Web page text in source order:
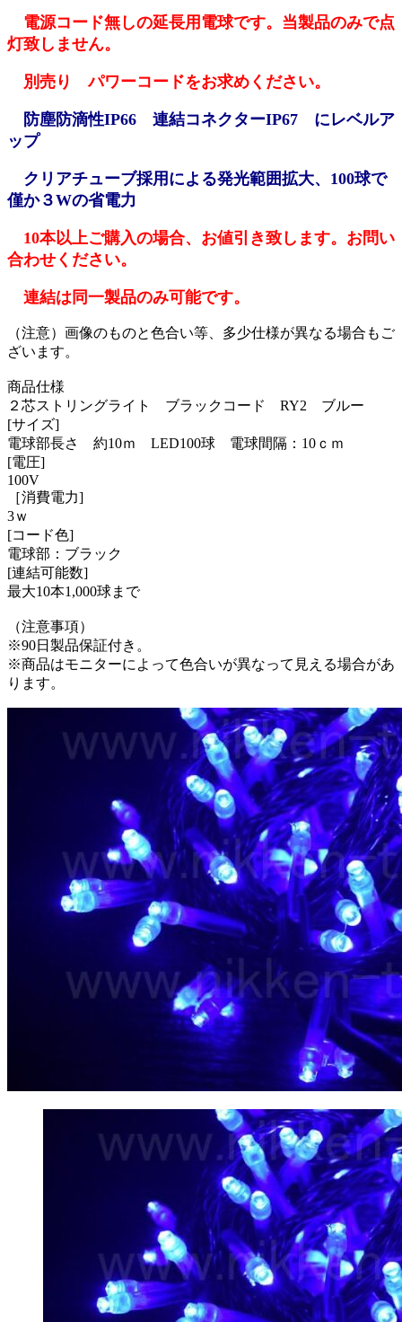
電源コード無しの延長用電球です。当製品のみで点
灯致しません。
別売り パワーコードをお求めください。
防塵防滴性IP66 連結コネクターIP67 にレベルア
ップ
クリアチューブ採用による発光範囲拡大、100球で
僅か３Wの省電力
10本以上ご購入の場合、お値引き致します。お問い
合わせください。
連結は同一製品のみ可能です。
（注意）画像のものと色合い等、多少仕様が異なる場合もご
ざいます。
商品仕様
２芯ストリングライト ブラックコード RY2 ブルー
[サイズ]
電球部長さ 約10ｍ LED100球 電球間隔：10ｃｍ
[電圧]
100V
［消費電力]
3ｗ
[コード色]
電球部：ブラック
[連結可能数]
最大10本1,000球まで
（注意事項）
※90日製品保証付き。
※商品はモニターによって色合いが異なって見える場合があ
ります。